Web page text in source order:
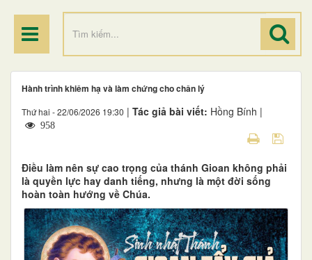
Hành trình khiêm hạ và làm chứng cho chân lý
Thứ hai - 22/06/2026 19:30 | Tác giả bài viết: Hồng Bính |
958
Điều làm nên sự cao trọng của thánh Gioan không phải
là quyền lực hay danh tiếng, nhưng là một đời sống
hoàn toàn hướng về Chúa.